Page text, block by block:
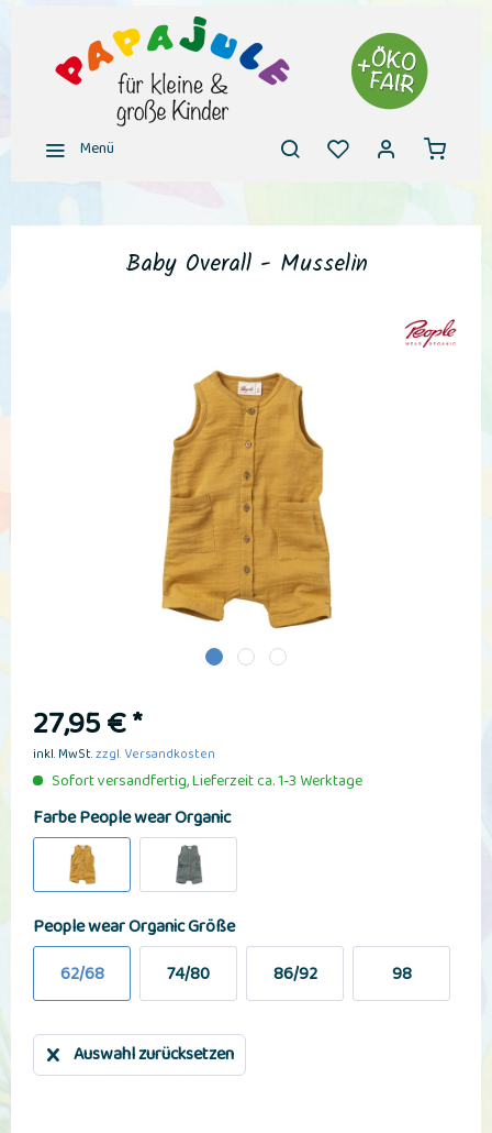
Menü
Baby Overall - Musselin
27,95 € *
inkl. MwSt.zzgl. Versandkosten
Sofort versandfertig, Lieferzeit ca. 1-3 Werktage
Farbe People wear Organic
People wear Organic Größe
62/68
74/80 86/92 98
Auswahl zurücksetzen